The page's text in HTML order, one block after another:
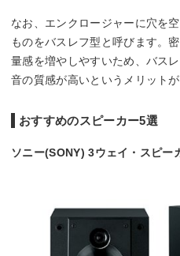
なお、エンクロージャーに穴を
ものをバスレフ型と呼びます。
量感を増やしやすいため、バス
音の質感が高いというメリットが
おすすめのスピーカー5選
ソニー(SONY) 3ウェイ・スピー